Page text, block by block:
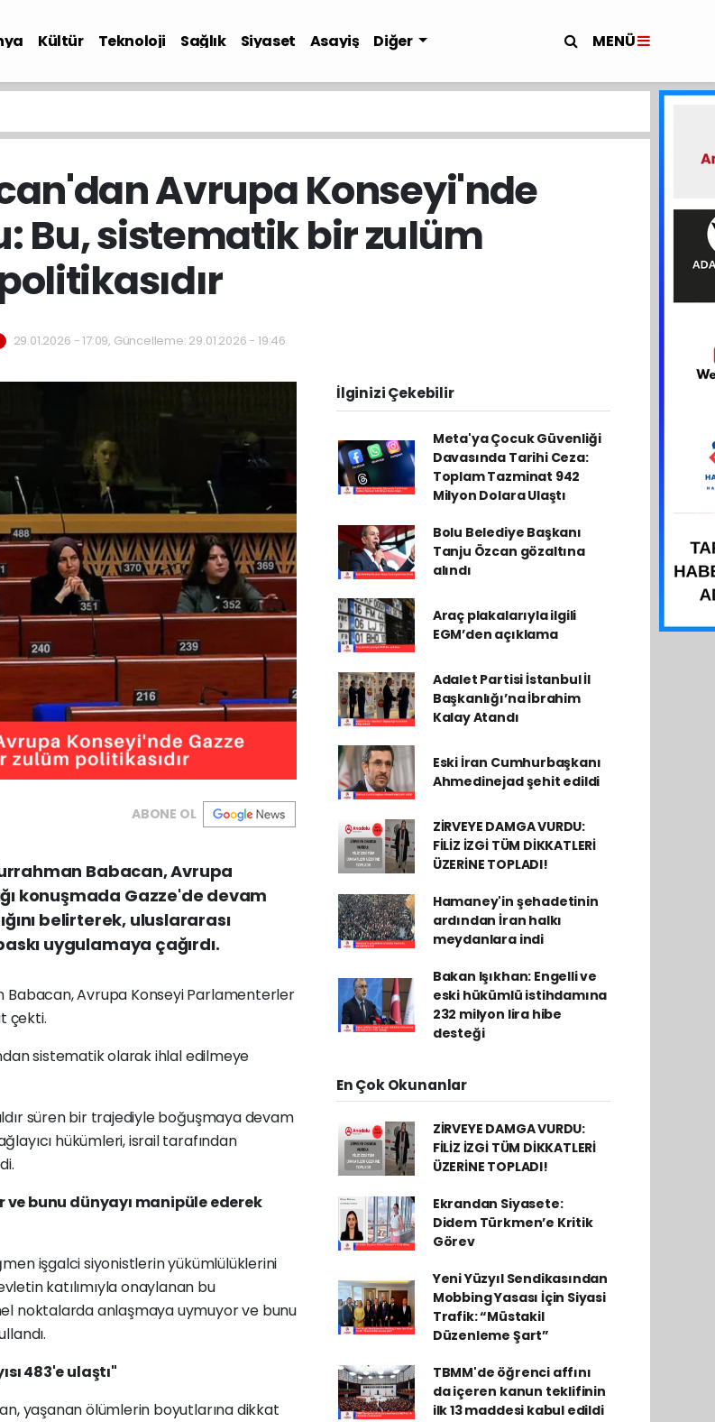
Kültür Teknoloji Sağlık Siyaset Asayiş Diğer MENÜ
Avrupa Konseyi'nde
Bu, sistematik bir zulüm
29.01.2026 - 17:09, Güncelleme: 29.01.2026 - 19:46
ABONE OL
Babacan, Avrupa
konuşmada Gazze'de devam
belirterek, uluslararası
uygulamaya çağırdı.
Babacan, Avrupa Konseyi Parlamenterler
çekti.
sistematik olarak ihlal edilmeye
süren bir trajediyle boğuşmaya devam
hükümleri, israil tarafından
bunu dünyayı manipüle ederek
işgalci siyonistlerin yükümlülüklerini
katılımıyla onaylanan bu
noktalarda anlaşmaya uymuyor ve bunu
483'e ulaştı"
yaşanan ölümlerin boyutlarına dikkat
İlginizi Çekebilir
Meta'ya Çocuk Güvenliği
Davasında Tarihi Ceza:
Toplam Tazminat 942
Milyon Dolara Ulaştı
Bolu Belediye Başkanı
Tanju Özcan gözaltına
alındı
Araç plakalarıyla ilgili
EGM’den açıklama
Adalet Partisi İstanbul İl
Başkanlığı’na İbrahim
Kalay Atandı
Eski İran Cumhurbaşkanı
Ahmedinejad şehit edildi
ZİRVEYE DAMGA VURDU:
FİLİZ İZGİ TÜM DİKKATLERİ
ÜZERİNE TOPLADI!
Hamaney'in şehadetinin
ardından İran halkı
meydanlara indi
Bakan Işıkhan: Engelli ve
eski hükümlü istihdamına
232 milyon lira hibe
desteği
En Çok Okunanlar
ZİRVEYE DAMGA VURDU:
FİLİZ İZGİ TÜM DİKKATLERİ
ÜZERİNE TOPLADI!
Ekrandan Siyasete:
Didem Türkmen’e Kritik
Görev
Yeni Yüzyıl Sendikasından
Mobbing Yasası İçin Siyasi
Trafik: “Müstakil
Düzenleme Şart”
TBMM'de öğrenci affını
da içeren kanun teklifinin
ilk 13 maddesi kabul edildi